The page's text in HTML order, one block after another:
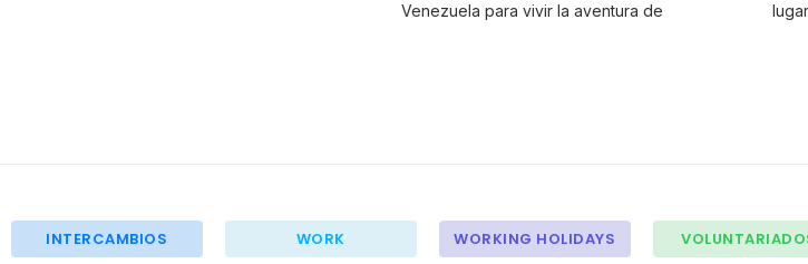
Venezuela para vivir la aventura de
INTERCAMBIOS WORK WORKING HOLIDAYS